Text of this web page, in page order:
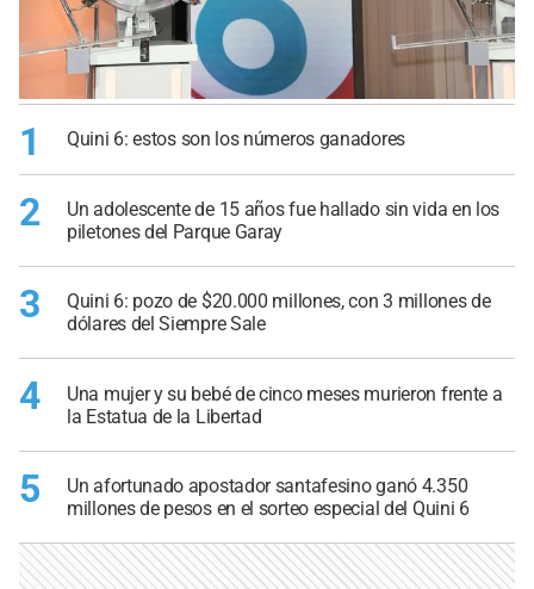
1 Quini 6: estos son los números ganadores
2
Un adolescente de 15 años fue hallado sin vida en los
piletones del Parque Garay
3
Quini 6: pozo de $20.000 millones, con 3 millones de
dólares del Siempre Sale
4
Una mujer y su bebé de cinco meses murieron frente a
la Estatua de la Libertad
5
Un afortunado apostador santafesino ganó 4.350
millones de pesos en el sorteo especial del Quini 6